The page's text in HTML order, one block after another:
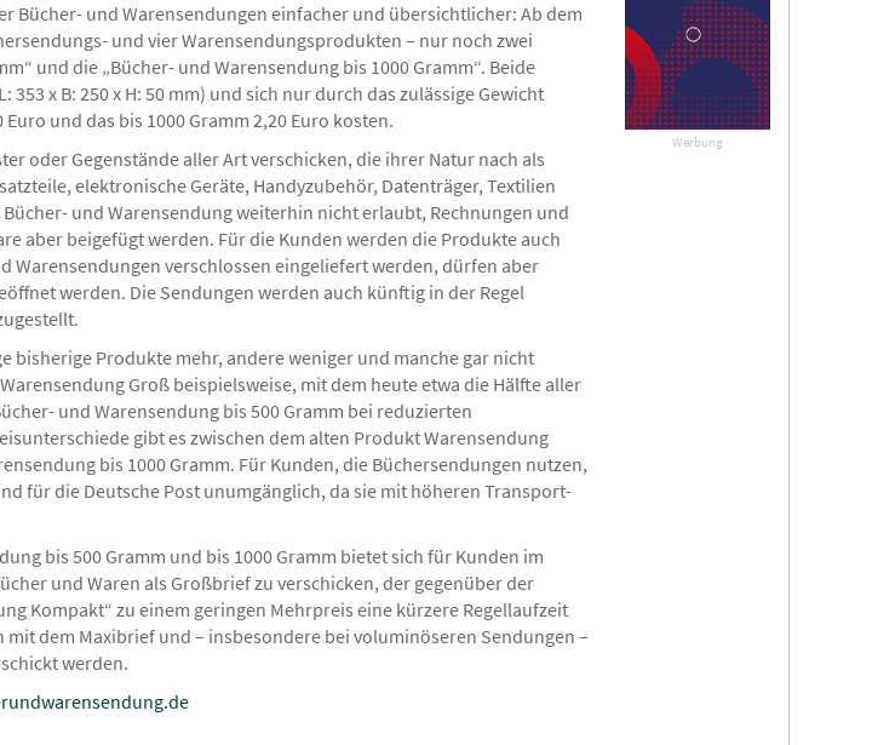
Werbung
Bücher- und Warensendungen einfacher und übersichtlicher: Ab dem
und vier Warensendungsprodukten – nur noch zwei
und die „Bücher- und Warensendung bis 1000 Gramm“. Beide
x B: 250 x H: 50 mm) und sich nur durch das zulässige Gewicht
und das bis 1000 Gramm 2,20 Euro kosten.
oder Gegenstände aller Art verschicken, die ihrer Natur nach als
elektronische Geräte, Handyzubehör, Datenträger, Textilien
und Warensendung weiterhin nicht erlaubt, Rechnungen und
aber beigefügt werden. Für die Kunden werden die Produkte auch
Warensendungen verschlossen eingeliefert werden, dürfen aber
werden. Die Sendungen werden auch künftig in der Regel
bisherige Produkte mehr, andere weniger und manche gar nicht
Groß beispielsweise, mit dem heute etwa die Hälfte aller
und Warensendung bis 500 Gramm bei reduzierten
gibt es zwischen dem alten Produkt Warensendung
bis 1000 Gramm. Für Kunden, die Büchersendungen nutzen,
für die Deutsche Post unumgänglich, da sie mit höheren Transport-
bis 500 Gramm und bis 1000 Gramm bietet sich für Kunden im
und Waren als Großbrief zu verschicken, der gegenüber der
Kompakt“ zu einem geringen Mehrpreis eine kürzere Regellaufzeit
dem Maxibrief und – insbesondere bei voluminöseren Sendungen –
werden.